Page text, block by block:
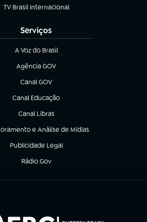
TV Brasil Internacional
(abre em nova aba)
Serviços
A Voz do Brasil
(abre em nova aba)
Agência GOV
(abre em nova aba)
Canal GOV
(abre em nova aba)
Canal Educação
(abre em nova aba)
Canal Libras
(abre em nova aba)
e Análise de Mídias
nova aba)
Publicidade Legal
(abre em nova aba)
Rádio Gov
(abre em nova aba)